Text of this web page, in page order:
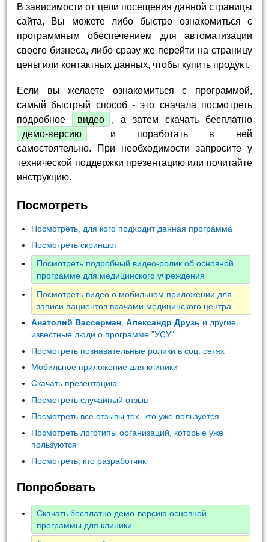
В зависимости от цели посещения данной страницы
сайта, Вы можете либо быстро ознакомиться с
программным обеспечением для автоматизации
своего бизнеса, либо сразу же перейти на страницу
цены или контактных данных, чтобы купить продукт.
Если вы желаете ознакомиться с программой,
самый быстрый способ - это сначала посмотреть
подробное
видео
, а затем скачать бесплатно
демо-версию
и поработать в ней
самостоятельно. При необходимости запросите у
технической поддержки презентацию или почитайте
инструкцию.
Посмотреть
Посмотреть, для кого подходит данная программа
Посмотреть скриншот
Посмотреть подробный видео-ролик об основной
программе для медицинского учреждения
Посмотреть видео о мобильном приложении для
записи пациентов врачами медицинского центра
Анатолий Вассерман ,Александр Друзь и другие
известные люди о программе "УСУ"
Посмотреть познавательные ролики в соц. сетях
Мобильное приложение для клиники
Скачать презентацию
Посмотреть случайный отзыв
Посмотреть все отзывы тех, кто уже пользуется
Посмотреть логотипы организаций, которые уже
пользуются
Посмотреть, кто разработчик
Попробовать
Скачать бесплатно демо-версию основной
программы для клиники